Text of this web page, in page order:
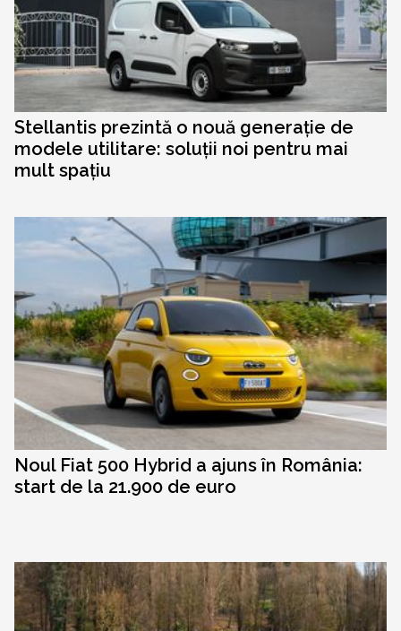
Stellantis prezintă o nouă generație de
modele utilitare: soluții noi pentru mai
mult spațiu
Noul Fiat 500 Hybrid a ajuns în România:
start de la 21.900 de euro